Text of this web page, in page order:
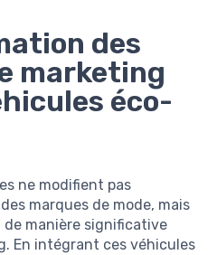
des
marketing
éco-
ne modifient pas
marques de mode, mais
manière significative
En intégrant ces véhicules